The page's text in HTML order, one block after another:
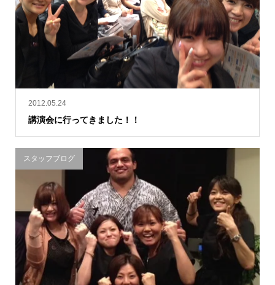
2012.05.24
講演会に行ってきました！！
スタッフブログ